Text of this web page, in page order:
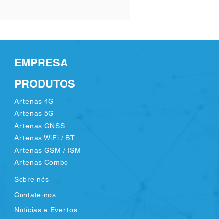
EMPRESA
PRODUTOS
Antenas 4G
Antenas 5G
Antenas GNSS
Antenas WiFi / BT
Antenas GSM / ISM
Antenas Combo
Sobre nós
Contate-nos
Notícias e Eventos